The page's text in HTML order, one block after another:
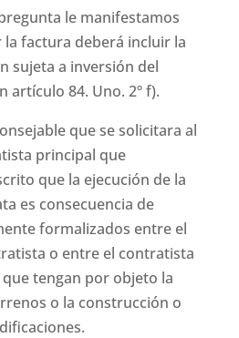
le manifestamos
la factura deberá incluir la
sujeta a inversión del
artículo 84. Uno. 2º f).
que se solicitara al
principal que
que la ejecución de la
es consecuencia de
formalizados entre el
o entre el contratista
tengan por objeto la
o la construcción o